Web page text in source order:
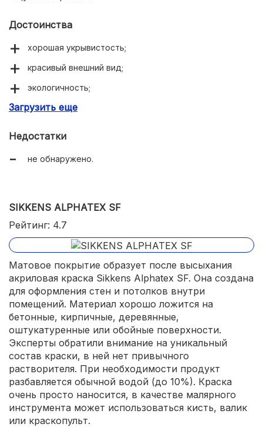
Достоинства
хорошая укрывистость;
красивый внешний вид;
экологичность;
быстро сохнет.
Загрузить еще
Недостатки
не обнаружено.
SIKKENS ALPHATEX SF
Рейтинг: 4.7
Матовое покрытие образует после высыхания
акриловая краска Sikkens Alphatex SF. Она создана
для оформления стен и потолков внутри
помещений. Материал хорошо ложится на
бетонные, кирпичные, деревянные,
оштукатуренные или обойные поверхности.
Эксперты обратили внимание на уникальный
состав краски, в ней нет привычного
растворителя. При необходимости продукт
разбавляется обычной водой (до 10%). Краска
очень просто наносится, в качестве малярного
инструмента может использоваться кисть, валик
или краскопульт.